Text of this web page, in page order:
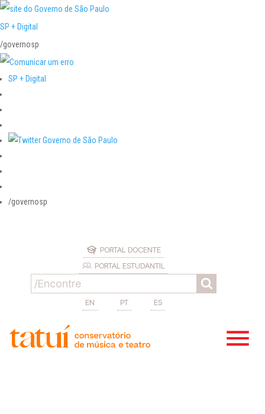
SP + Digital
/governosp
SP + Digital
/governosp
PORTAL DOCENTE
PORTAL ESTUDANTIL
EN PT ES